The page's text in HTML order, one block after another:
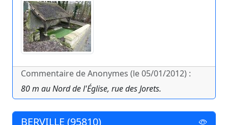
Commentaire de Anonymes (le 05/01/2012) :
80 m au Nord de l'Église, rue des Jorets.
BERVILLE (95810)